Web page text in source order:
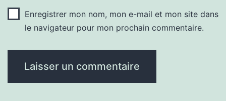
Enregistrer mon nom, mon e-mail et mon site dans
le navigateur pour mon prochain commentaire.